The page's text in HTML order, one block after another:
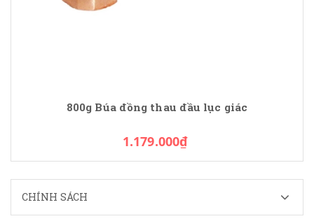
800g Búa đồng thau đầu lục giác
1.179.000₫
CHÍNH SÁCH